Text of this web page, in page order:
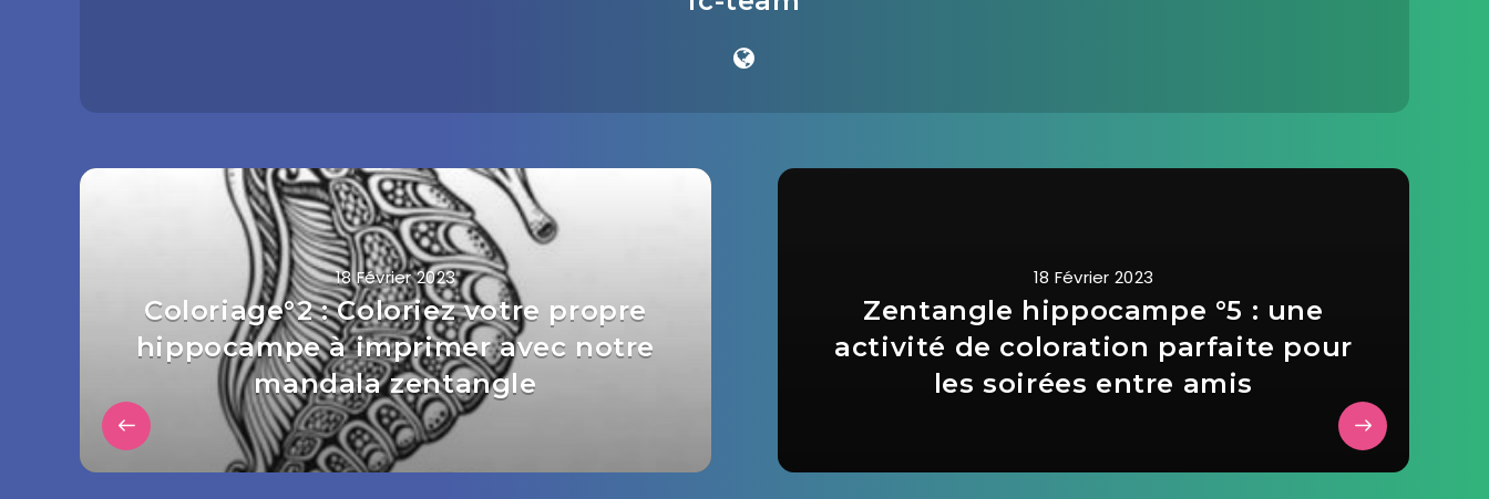
18 Février 2023
Coloriage°2 : Coloriez votre propre
hippocampe à imprimer avec notre
mandala zentangle
18 Février 2023
Zentangle hippocampe °5 : une
activité de coloration parfaite pour
les soirées entre amis